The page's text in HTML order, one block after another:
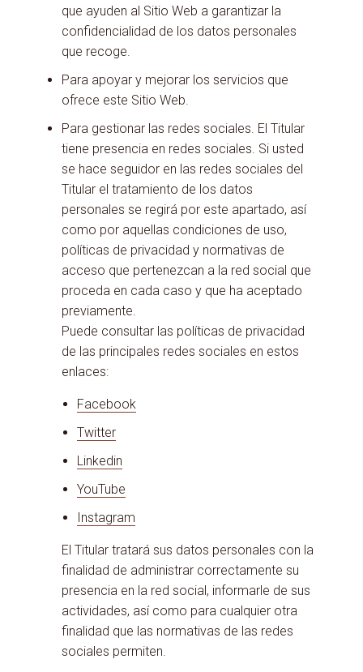
que ayuden al Sitio Web a garantizar la
confidencialidad de los datos personales
que recoge.
Para apoyar y mejorar los servicios que
ofrece este Sitio Web.
Para gestionar las redes sociales. El Titular
tiene presencia en redes sociales. Si usted
se hace seguidor en las redes sociales del
Titular el tratamiento de los datos
personales se regirá por este apartado, así
como por aquellas condiciones de uso,
políticas de privacidad y normativas de
acceso que pertenezcan a la red social que
proceda en cada caso y que ha aceptado
previamente.
Puede consultar las políticas de privacidad
de las principales redes sociales en estos
enlaces:
Facebook
Twitter
Linkedin
YouTube
Instagram
El Titular tratará sus datos personales con la
finalidad de administrar correctamente su
presencia en la red social, informarle de sus
actividades, así como para cualquier otra
finalidad que las normativas de las redes
sociales permiten.